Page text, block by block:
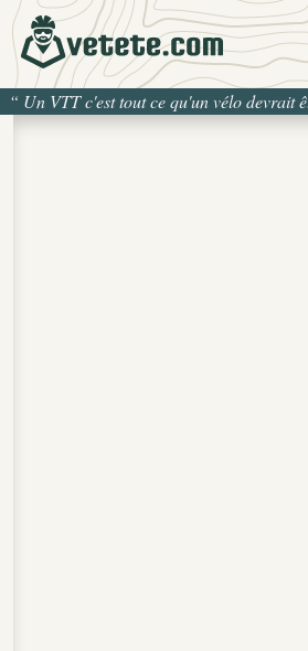
“ Un VTT c'est tout ce qu'un vélo devrait